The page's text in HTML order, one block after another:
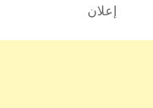
إعلان